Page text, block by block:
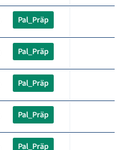
Pal_Präp
Pal_Präp
Pal_Präp
Pal_Präp
Pal_Präp